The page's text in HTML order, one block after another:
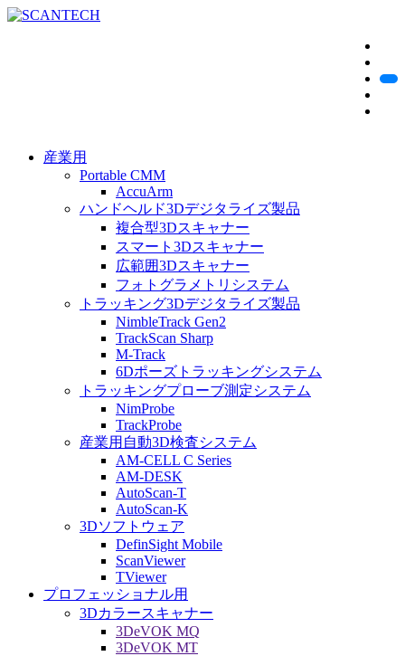
産業用
Portable CMM
AccuArm
ハンドヘルド3Dデジタライズ製品
複合型3Dスキャナー
スマート3Dスキャナー
広範囲3Dスキャナー
フォトグラメトリシステム
トラッキング3Dデジタライズ製品
NimbleTrack Gen2
TrackScan Sharp
M-Track
6Dポーズトラッキングシステム
トラッキングプローブ測定システム
NimProbe
TrackProbe
産業用自動3D検査システム
AM-CELL C Series
AM-DESK
AutoScan-T
AutoScan-K
3Dソフトウェア
DefinSight Mobile
ScanViewer
TViewer
プロフェッショナル用
3Dカラースキャナー
3DeVOK MQ
3DeVOK MT